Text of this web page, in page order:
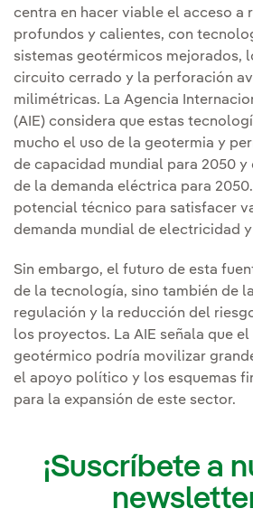
centra en hacer viable el acceso a
profundos y calientes, con
sistemas geotérmicos mejorados,
circuito cerrado y la perforación
milimétricas. La Agencia
(AIE) considera que estas
mucho el uso de la geotermia y
de capacidad mundial para 2050 y
de la demanda eléctrica para
potencial técnico para satisfacer
demanda mundial de electricidad
Sin embargo, el futuro de esta
de la tecnología, sino también de
regulación y la reducción del
los proyectos. La AIE señala que
geotérmico podría movilizar
el apoyo político y los esquemas
para la expansión de este sector.
¡Suscríbete a